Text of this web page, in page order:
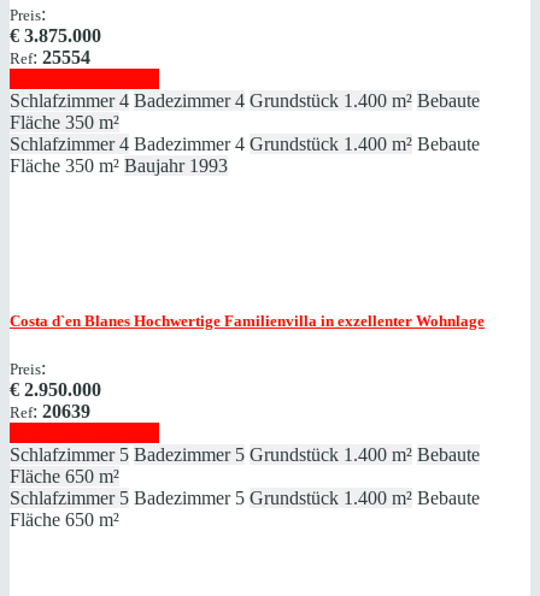
Preis:
€ 3.875.000
Ref: 25554
Schlafzimmer 4 Badezimmer 4 Grundstück 1.400 m² Bebaute
Fläche 350 m²
Schlafzimmer 4 Badezimmer 4 Grundstück 1.400 m² Bebaute
Fläche 350 m² Baujahr 1993
Costa d`en Blanes Hochwertige Familienvilla in exzellenter Wohnlage
Preis:
€ 2.950.000
Ref: 20639
Schlafzimmer 5 Badezimmer 5 Grundstück 1.400 m² Bebaute
Fläche 650 m²
Schlafzimmer 5 Badezimmer 5 Grundstück 1.400 m² Bebaute
Fläche 650 m²